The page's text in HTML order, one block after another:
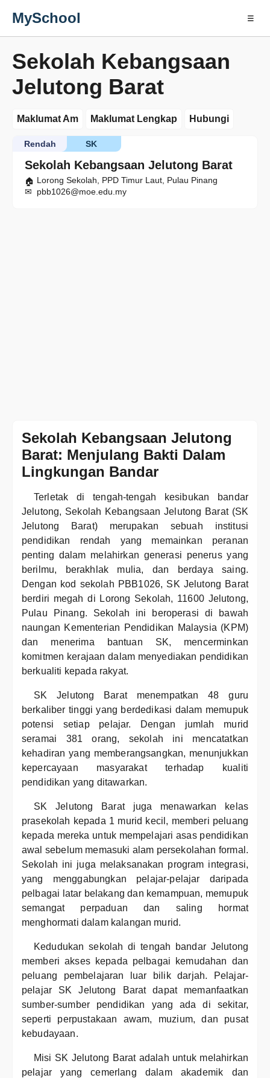
MySchool ☰
Sekolah Kebangsaan
Jelutong Barat
Maklumat Am Maklumat Lengkap Hubungi
Sekolah Kebangsaan Jelutong Barat
SK
Rendah
Lorong Sekolah, PPD Timur Laut, Pulau Pinang
pbb1026@moe.edu.my
Sekolah Kebangsaan Jelutong
Barat: Menjulang Bakti Dalam
Lingkungan Bandar
Terletak di tengah-tengah kesibukan bandar
Jelutong, Sekolah Kebangsaan Jelutong Barat (SK
Jelutong Barat) merupakan sebuah institusi
pendidikan rendah yang memainkan peranan
penting dalam melahirkan generasi penerus yang
berilmu, berakhlak mulia, dan berdaya saing.
Dengan kod sekolah PBB1026, SK Jelutong Barat
berdiri megah di Lorong Sekolah, 11600 Jelutong,
Pulau Pinang. Sekolah ini beroperasi di bawah
naungan Kementerian Pendidikan Malaysia (KPM)
dan menerima bantuan SK, mencerminkan
komitmen kerajaan dalam menyediakan pendidikan
berkualiti kepada rakyat.
SK Jelutong Barat menempatkan 48 guru
berkaliber tinggi yang berdedikasi dalam memupuk
potensi setiap pelajar. Dengan jumlah murid
seramai 381 orang, sekolah ini mencatatkan
kehadiran yang memberangsangkan, menunjukkan
kepercayaan masyarakat terhadap kualiti
pendidikan yang ditawarkan.
SK Jelutong Barat juga menawarkan kelas
prasekolah kepada 1 murid kecil, memberi peluang
kepada mereka untuk mempelajari asas pendidikan
awal sebelum memasuki alam persekolahan formal.
Sekolah ini juga melaksanakan program integrasi,
yang menggabungkan pelajar-pelajar daripada
pelbagai latar belakang dan kemampuan, memupuk
semangat perpaduan dan saling hormat
menghormati dalam kalangan murid.
Kedudukan sekolah di tengah bandar Jelutong
memberi akses kepada pelbagai kemudahan dan
peluang pembelajaran luar bilik darjah. Pelajar-
pelajar SK Jelutong Barat dapat memanfaatkan
sumber-sumber pendidikan yang ada di sekitar,
seperti perpustakaan awam, muzium, dan pusat
kebudayaan.
Misi SK Jelutong Barat adalah untuk melahirkan
pelajar yang cemerlang dalam akademik dan